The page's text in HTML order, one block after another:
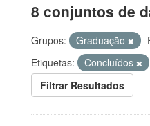
8 conjuntos de
Grupos: Graduação
Etiquetas:
Concluídos
Filtrar Resultados